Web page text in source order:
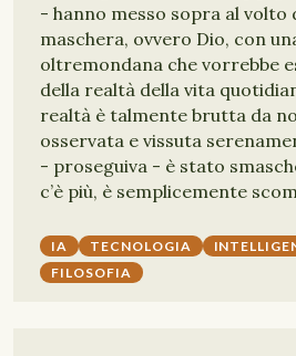
- hanno messo sopra al volto
maschera, ovvero Dio, con
oltremondana che vorrebbe
della realtà della vita
realtà è talmente brutta da
osservata e vissuta
- proseguiva - è stato
c’è più, è semplicemente
IA TECNOLOGIA
FILOSOFIA